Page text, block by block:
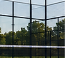
появлению